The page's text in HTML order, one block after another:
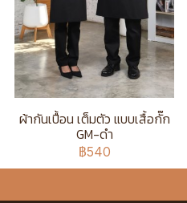
ผ้ากันเปื้อน เต็มตัว แบบเสื้อกั๊ก
GM-ดำ
฿540